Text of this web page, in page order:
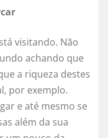
visitando. Não
achando que
a riqueza destes
por exemplo.
e até mesmo se
além da sua